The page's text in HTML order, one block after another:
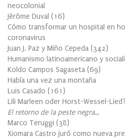
neocolonial
Jérôme Duval (16)
Cómo transformar un hospital en
coronavirus
Juan J. Paz y Miño Cepeda (342)
Humanismo latinoamericano y
Koldo Campos Sagaseta (69)
Había una vez una montaña
Luis Casado (161 )
Lili Marleen oder Horst-Wessel-Lied?
El retorno de la peste negra…
Marco Teruggi (38)
Xiomara Castro juró como nueva